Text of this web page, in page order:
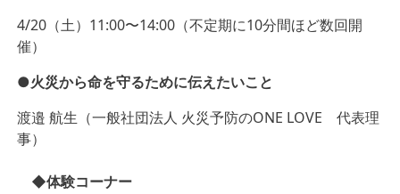
4/20（土）11:00〜14:00（不定期に10分間ほど数回開
催）
●火災から命を守るために伝えたいこと
渡邉 航生（一般社団法人 火災予防のONE LOVE 代表理
事）
◆体験コーナー